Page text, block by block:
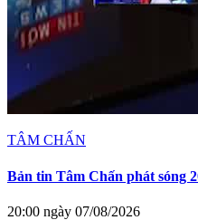
TÂM CHẤN
Bản tin Tâm Chấn phát sóng
20:00 ngày 07/08/2026